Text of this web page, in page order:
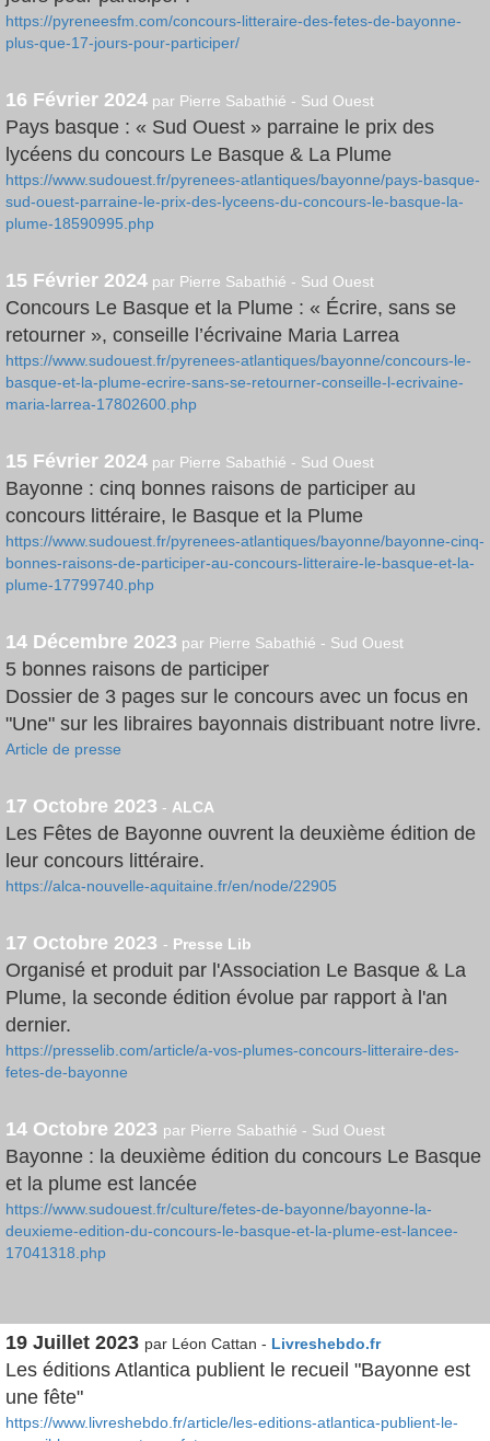
https://pyreneesfm.com/concours-litteraire-des-fetes-de-bayonne-
plus-que-17-jours-pour-participer/
16 Février 2024 par Pierre Sabathié - Sud Ouest
Pays basque : « Sud Ouest » parraine le prix des
lycéens du concours Le Basque & La Plume
https://www.sudouest.fr/pyrenees-atlantiques/bayonne/pays-basque-
sud-ouest-parraine-le-prix-des-lyceens-du-concours-le-basque-la-
plume-18590995.php
15 Février 2024 par Pierre Sabathié - Sud Ouest
Concours Le Basque et la Plume : « Écrire, sans se
retourner », conseille l’écrivaine Maria Larrea
https://www.sudouest.fr/pyrenees-atlantiques/bayonne/concours-le-
basque-et-la-plume-ecrire-sans-se-retourner-conseille-l-ecrivaine-
maria-larrea-17802600.php
15 Février 2024 par Pierre Sabathié - Sud Ouest
Bayonne : cinq bonnes raisons de participer au
concours littéraire, le Basque et la Plume
https://www.sudouest.fr/pyrenees-atlantiques/bayonne/bayonne-cinq-
bonnes-raisons-de-participer-au-concours-litteraire-le-basque-et-la-
plume-17799740.php
14 Décembre 2023 par Pierre Sabathié - Sud Ouest
5 bonnes raisons de participer
Dossier de 3 pages sur le concours avec un focus en
"Une" sur les libraires bayonnais distribuant notre livre.
Article de presse
17 Octobre 2023 - ALCA
Les Fêtes de Bayonne ouvrent la deuxième édition de
leur concours littéraire.
https://alca-nouvelle-aquitaine.fr/en/node/22905
17 Octobre 2023 - Presse Lib
Organisé et produit par l'Association Le Basque & La
Plume, la seconde édition évolue par rapport à l'an
dernier.
https://presselib.com/article/a-vos-plumes-concours-litteraire-des-
fetes-de-bayonne
14 Octobre 2023 par Pierre Sabathié - Sud Ouest
Bayonne : la deuxième édition du concours Le Basque
et la plume est lancée
https://www.sudouest.fr/culture/fetes-de-bayonne/bayonne-la-
deuxieme-edition-du-concours-le-basque-et-la-plume-est-lancee-
17041318.php
19 Juillet 2023 par Léon Cattan - Livreshebdo.fr
Les éditions Atlantica publient le recueil "Bayonne est
une fête"
https://www.livreshebdo.fr/article/les-editions-atlantica-publient-le-